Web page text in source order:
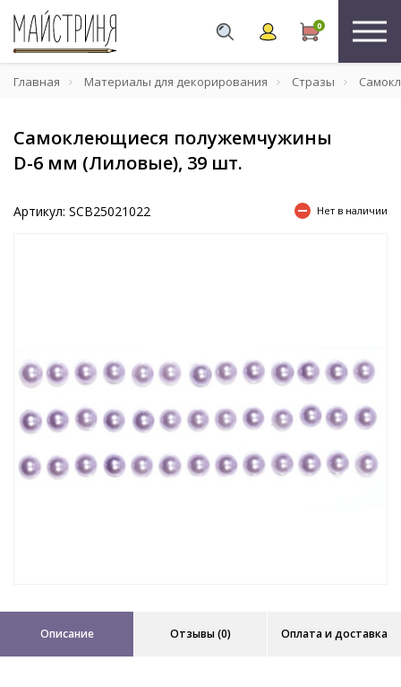
0
Главная Материалы для декорирования Стразы
Самоклеющиеся полужемчужины
D-6 мм (Лиловые), 39 шт.
Артикул: SCB25021022 Нет в наличии
Описание Отзывы (0) Оплата и доставка